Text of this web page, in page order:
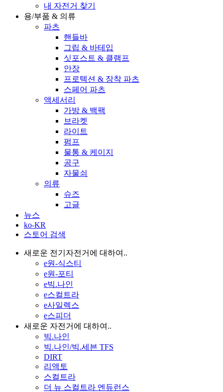
내 자전거 찾기
용/부품 & 의류
파츠
핸들바
그립 & 바테입
싯포스트 & 클램프
안장
프로텍션 & 장착 파츠
스페어 파츠
액세서리
가방 & 백팩
브라켓
라이트
펌프
물통 & 케이지
공구
자물쇠
의류
슈즈
고글
뉴스
ko-KR
스토어 검색
새로운 전기자전거에 대하여..
e원-식스티
e원-포티
e빅.나인
e스컬트라
e사일렉스
e스피더
새로운 자전거에 대하여..
빅.나인
빅.나인/빅.세븐 TFS
DIRT
리액토
스컬트라
더 뉴 스컬트라 엔듀런스